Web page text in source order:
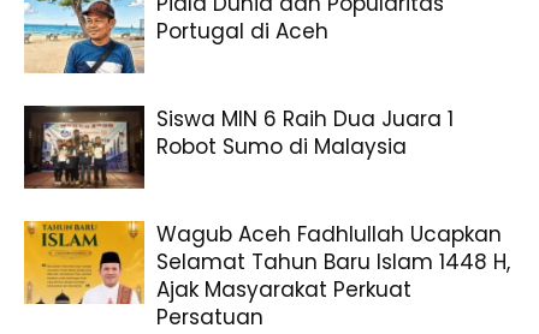
Portugal di Aceh
Siswa MIN 6 Raih Dua Juara 1
Robot Sumo di Malaysia
Wagub Aceh Fadhlullah Ucapkan
Selamat Tahun Baru Islam 1448 H,
Ajak Masyarakat Perkuat
Persatuan